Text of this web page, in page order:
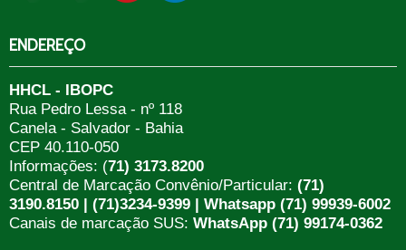
ENDEREÇO
HHCL - IBOPC
Rua Pedro Lessa - nº 118
Canela - Salvador - Bahia
CEP 40.110-050
Informações: (71) 3173.8200
Central de Marcação Convênio/Particular: (71)
3190.8150 | (71)3234-9399 | Whatsapp (71) 99939-6002
Canais de marcação SUS: WhatsApp (71) 99174-0362